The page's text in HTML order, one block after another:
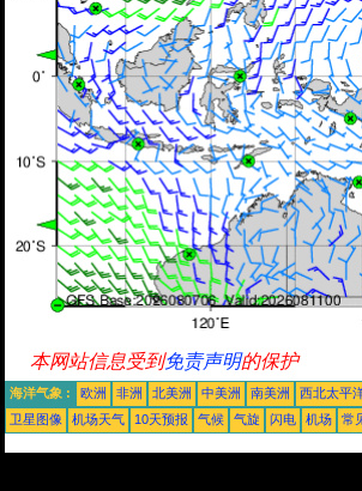
本网站信息受到免责声明的保护
海洋气象 : 欧洲 非洲 北美洲 中美洲 南美洲 西北太平
卫星图像
机场天气 10天预报 气候 气旋 闪电 机场 常